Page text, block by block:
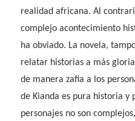
realidad africana. Al
complejo acontecimiento
ha obviado. La novela,
relatar historias a más
de manera zafia a los
de Kianda es pura historia y
personajes no son